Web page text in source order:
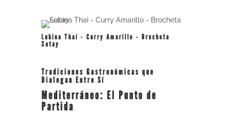
Lubina Thai - Curry Amarillo - Brocheta
Satay
Tradiciones Gastronómicas que
Dialogan Entre Sí
Mediterráneo: El Punto de
Partida